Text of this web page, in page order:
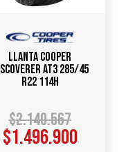
Llanta COOPER
AT3 285/45
R22 114H
$2.140.567
$1.496.900